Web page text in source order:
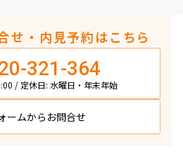
せ・内見予約はこちら
321-364
/ 定休日: 水曜日・年末年始
ームから お問合せ